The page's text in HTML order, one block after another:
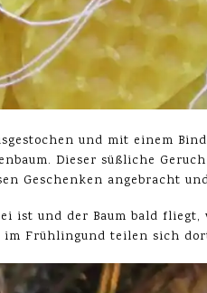
und mit einem
Dieser süßliche
Geschenken angebracht
ist und der Baum bald
im Frühlingund teilen sich